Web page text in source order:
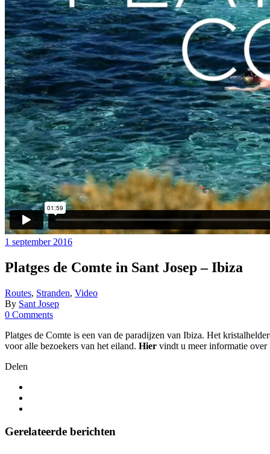
1 september 2016
Platges de Comte in Sant Josep – Ibiza
Routes, Stranden, Video
By Sant Josep
0 Comments
Platges de Comte is een van de paradijzen van Ibiza. Het
voor alle bezoekers van het eiland. Hier vindt u meer informatie over
Delen
Gerelateerde berichten